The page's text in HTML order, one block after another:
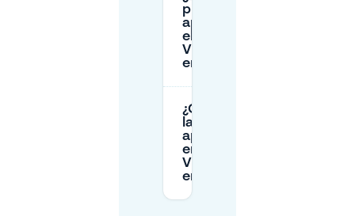
puedo
aparcar en
el barrio de
Vredenburg
en Utrecht?
¿Cuáles son
las tarifas de
aparcamiento
en P5
Vredenburg
en Utrecht?